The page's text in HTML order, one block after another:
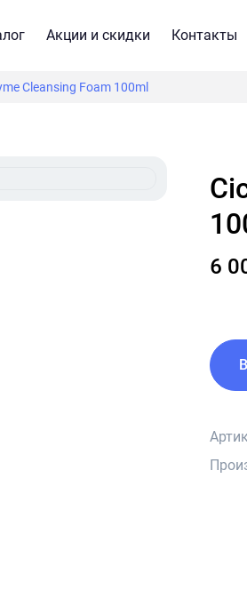
Акции и скидки Контакты
Cleansing Foam 100ml
Cicapair Enzyme Cleansing Foam
6